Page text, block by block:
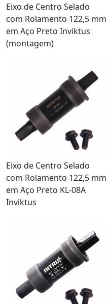
Eixo de Centro Selado
com Rolamento 122,5 mm
em Aço Preto Inviktus
(montagem)
Eixo de Centro Selado
com Rolamento 122,5 mm
em Aço Preto KL-08A
Inviktus